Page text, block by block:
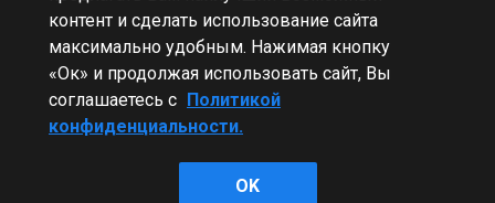
Назад
Стиль
контент и сделать использование сайта
максимально удобным. Нажимая кнопку
«Ок» и продолжая использовать сайт, Вы
соглашаетесь с Политикой
конфиденциальности.
OK